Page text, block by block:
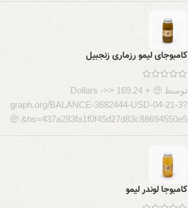
کامبوجای لیمو رزماری زنجبیل
توسط 🤑 + 169.24 Dollars ->>
graph.org/BALANCE-3682444-USD-04-21-3?
hs=437a283fa1f0f45d27d83c88694550e5& 🤑
کامبوجا لوندر لیمو